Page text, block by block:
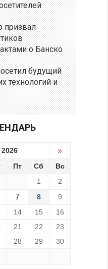
призвал
о Банско
будущий
технологий и
»
Пт Сб
Вс
1
2
7 8
9
14 15
16
21 22
23
28 29
30